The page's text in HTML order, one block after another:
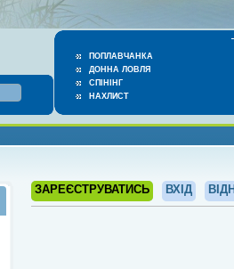
ПОПЛАВЧАНКА
ДОННА ЛОВЛЯ
СПІНІНГ
НАХЛИСТ
ЗАРЕЄСТРУВАТИСЬ ВХІД